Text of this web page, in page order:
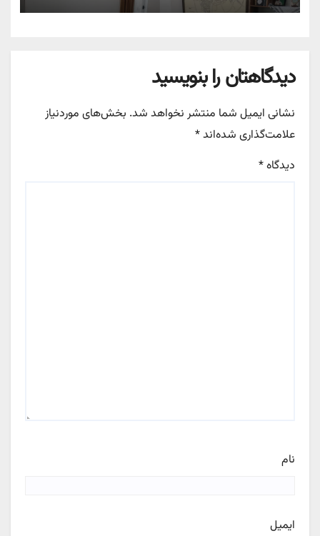
دیدگاهتان را بنویسید
نشانی ایمیل شما منتشر نخواهد شد. بخش‌های موردنیاز
علامت‌گذاری شده‌اند*
دیدگاه*
نام
ایمیل